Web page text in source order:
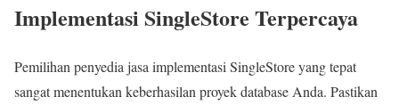
Implementasi SingleStore Terpercaya
Pemilihan penyedia jasa implementasi SingleStore yang tepat
sangat menentukan keberhasilan proyek database Anda. Pastikan